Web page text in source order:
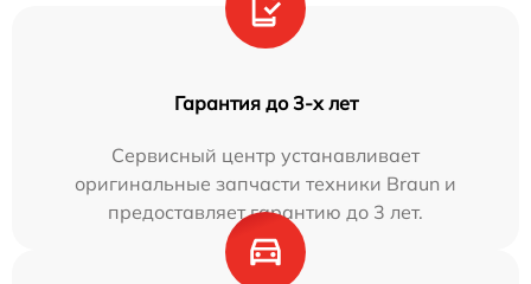
Гарантия до 3-х лет
Сервисный центр устанавливает
оригинальные запчасти техники Braun и
предоставляет гарантию до 3 лет.